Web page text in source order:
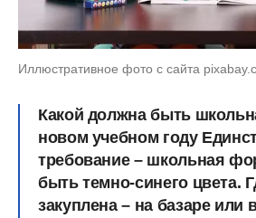
Иллюстративное фото с сайта
Какой должна быть
новом учебном году
требование – школьная
быть темно-синего цвета.
закуплена – на базаре или